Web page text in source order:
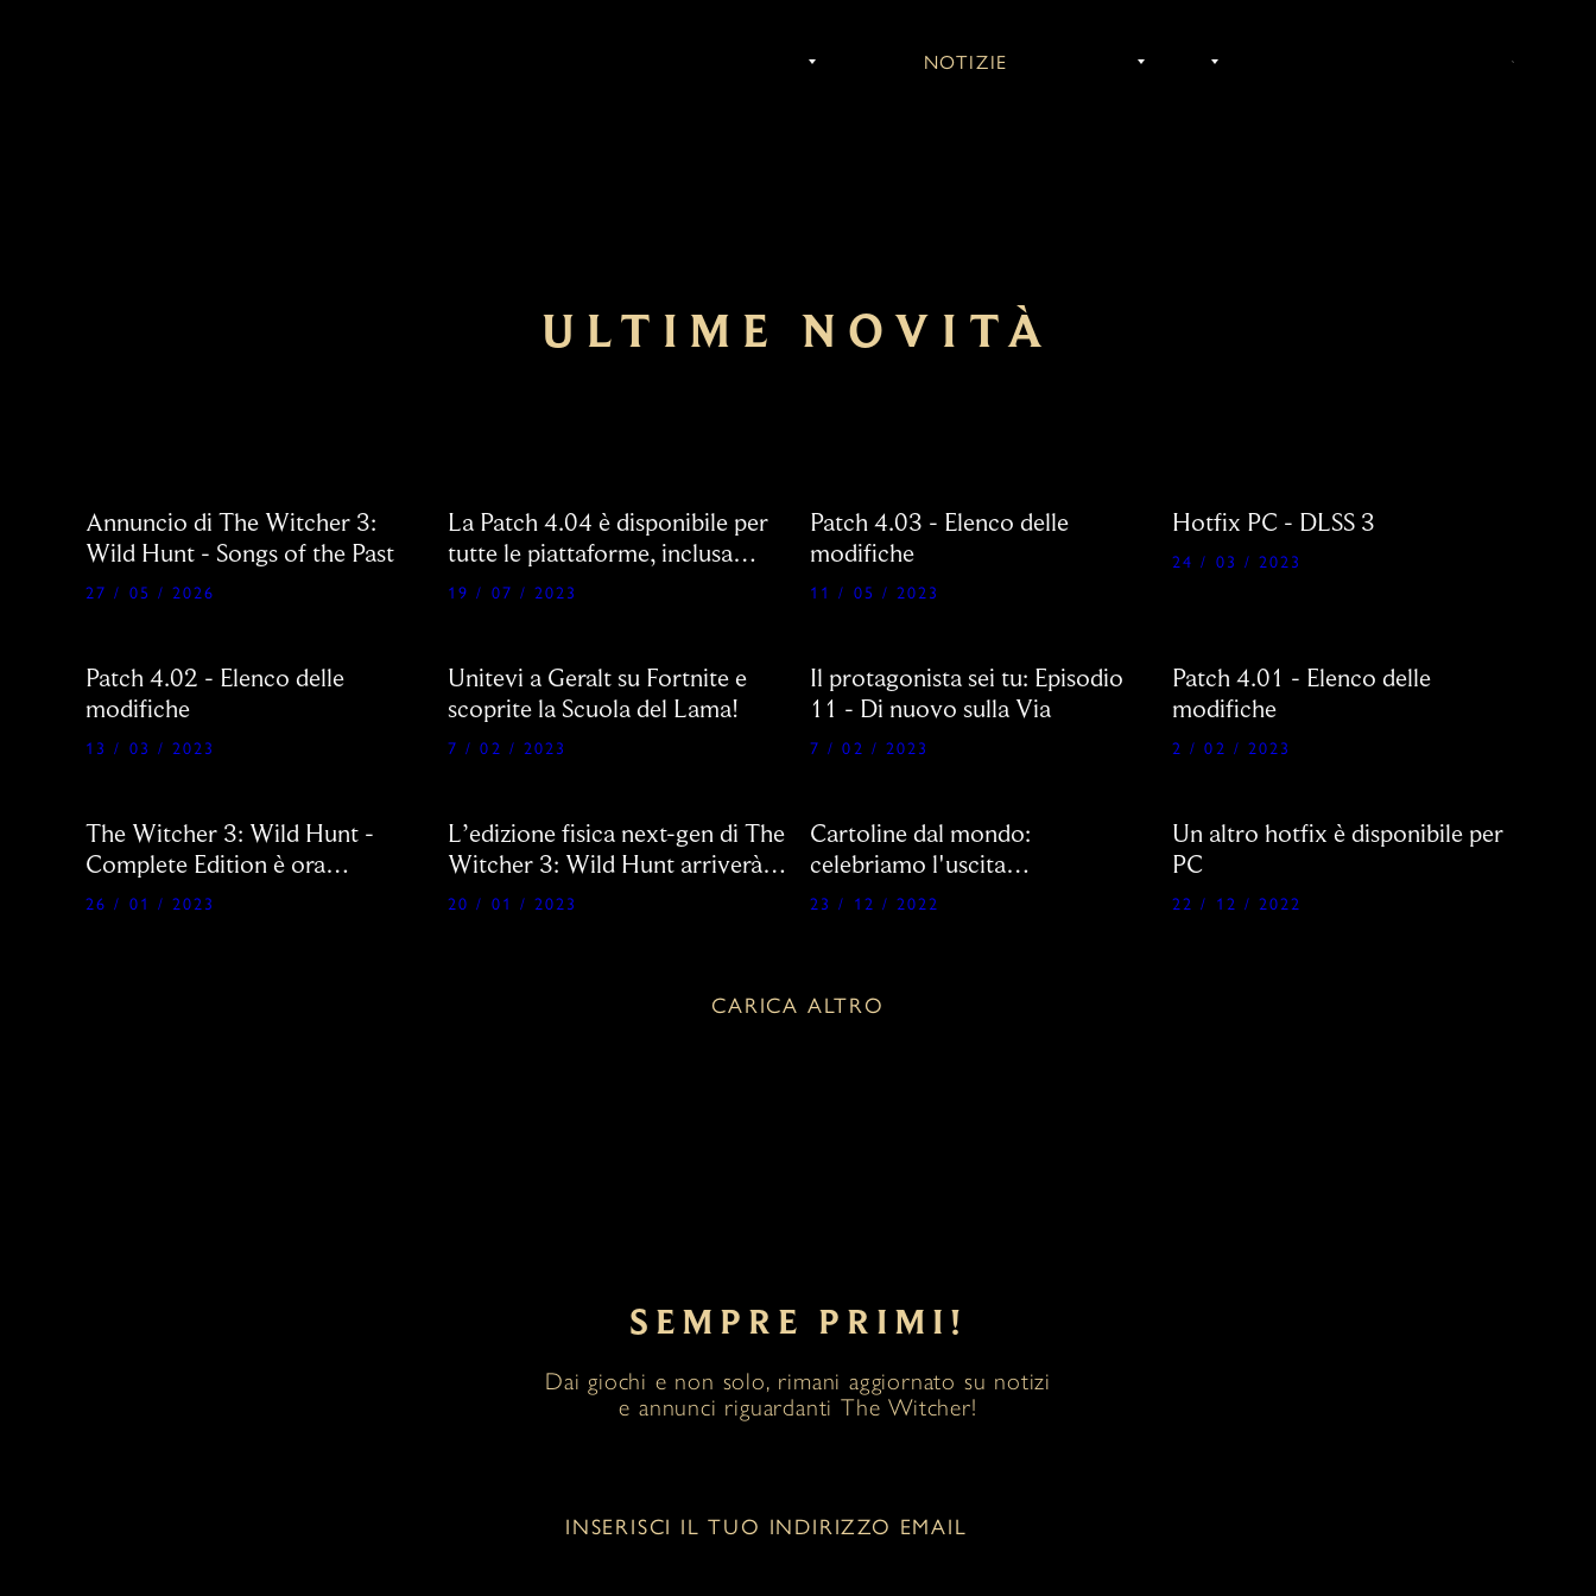
GIOCHI NOTIZIE COMMUNITY ALTRO IT
ULTIME NOVITÀ
Annuncio di The Witcher 3:
Wild Hunt - Songs of the Past
27 / 05 / 2026
La Patch 4.04 è disponibile per
tutte le piattaforme, inclusa
Nintendo Switch!
19 / 07 / 2023
Patch 4.03 - Elenco delle
modifiche
11 / 05 / 2023
Hotfix PC - DLSS 3
24 / 03 / 2023
Patch 4.02 - Elenco delle
modifiche
13 / 03 / 2023
Unitevi a Geralt su Fortnite e
scoprite la Scuola del Lama!
7 / 02 / 2023
Il protagonista sei tu: Episodio
11 - Di nuovo sulla Via
7 / 02 / 2023
Patch 4.01 - Elenco delle
modifiche
2 / 02 / 2023
The Witcher 3: Wild Hunt -
Complete Edition è ora
disponibile nei negozi!
26 / 01 / 2023
L’edizione fisica next-gen di The
Witcher 3: Wild Hunt arriverà
presto nei negozi!
20 / 01 / 2023
Cartoline dal mondo:
celebriamo l'uscita
dell'aggiornamento next-gen
23 / 12 / 2022
Un altro hotfix è disponibile per
PC
22 / 12 / 2022
CARICA ALTRO
SEMPRE PRIMI!
Dai giochi e non solo, rimani aggiornato su notizi
e annunci riguardanti The Witcher!